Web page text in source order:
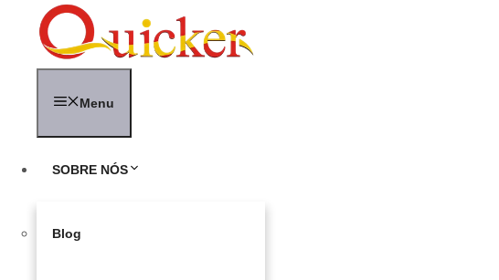
conteúdo
Menu
SOBRE NÓS
Blog